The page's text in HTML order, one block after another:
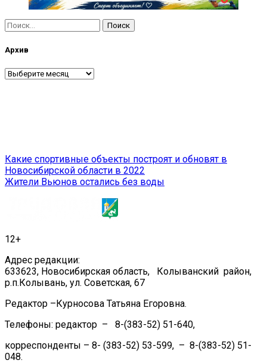
Найти:
Архив
Архив
Навигация
по
Какие спортивные объекты построят и обновят в
Новосибирской области в 2022
Жители Вьюнов остались без воды
12+
Адрес редакции:
633623, Новосибирская область, Колыванский район,
р.п.Колывань, ул. Советская, 67
Редактор –Курносова Татьяна Егоровна.
Телефоны: редактор – 8-(383-52) 51-640,
корреспонденты – 8- (383-52) 53-599, – 8-(383-52) 51-
048.